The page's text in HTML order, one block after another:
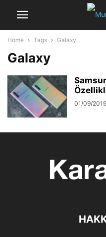
Home Tags Galaxy
Galaxy
01/09/2019